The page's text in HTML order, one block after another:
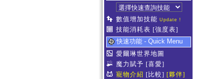
數值增加技能 Update !
技能消耗表 [強度表]
快速功能 - Quick Menu
愛爾琳世界地圖
魔力賦予 [喜愛]
寵物介紹 [比較] [夥伴]